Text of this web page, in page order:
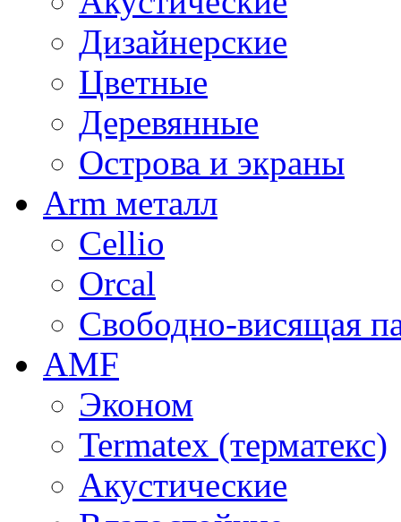
Дизайнерские
Цветные
Деревянные
Острова и экраны
Arm металл
Cellio
Orcal
Свободно-висящая
AMF
Эконом
Termatex (терматекс)
Акустические